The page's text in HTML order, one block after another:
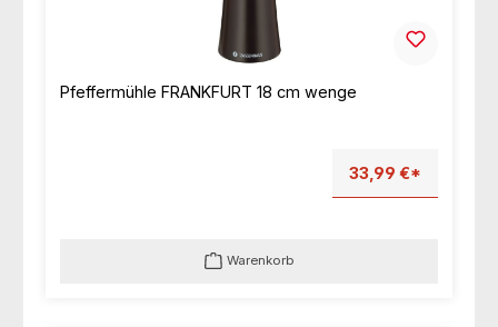
Pfeffermühle FRANKFURT 18 cm wenge
33,99 €*
Warenkorb